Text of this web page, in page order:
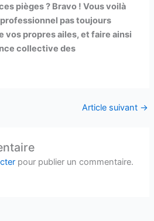
pièges ? Bravo ! Vous voilà
pas toujours
vos propres ailes, et faire ainsi
collective des
Article suivant →
pour publier un commentaire.